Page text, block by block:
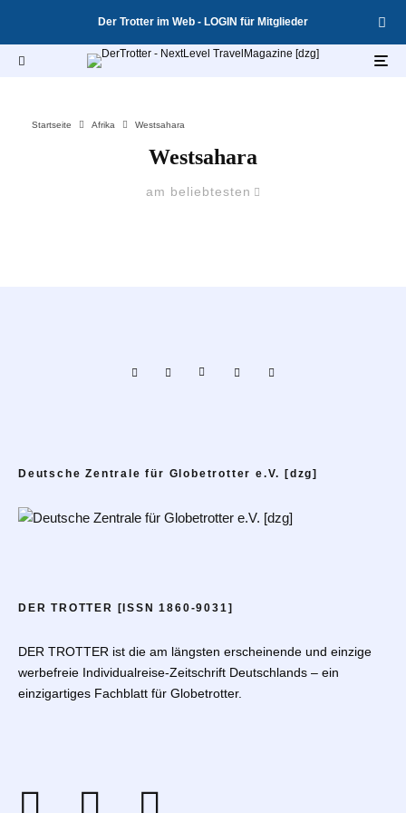
Der Trotter im Web - LOGIN für Mitglieder
Startseite Afrika Westsahara
Westsahara
am beliebtesten
Deutsche Zentrale für Globetrotter e.V. [dzg]
DER TROTTER [ISSN 1860-9031]
DER TROTTER ist die am längsten erscheinende und einzige
werbefreie Individualreise-Zeitschrift Deutschlands – ein
einzigartiges Fachblatt für Globetrotter.